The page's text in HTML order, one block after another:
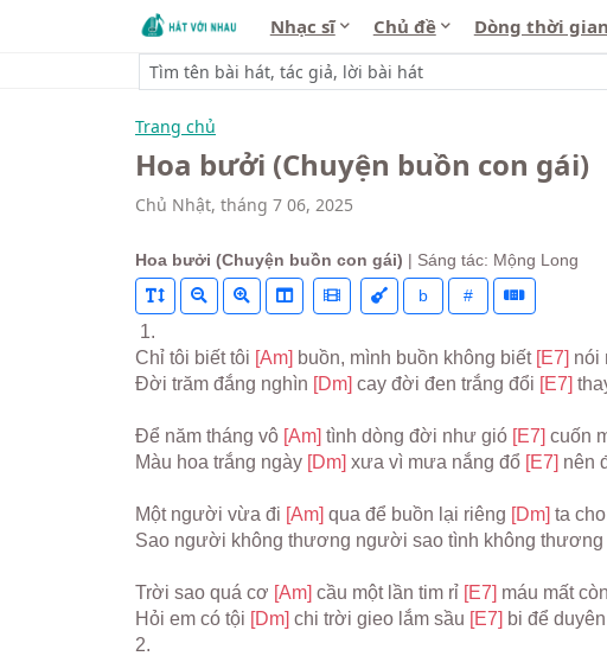
Nhạc sĩ Chủ đề Dòng thời gian
Trang chủ
Hoa bưởi (Chuyện buồn con gái)
Chủ Nhật, tháng 7 06, 2025
Hoa bưởi (Chuyện buồn con gái) | Sáng tác: Mộng Long
b
#
1.
Chỉ tôi biết tôi [Am] buồn, mình buồn không biết [E7] nói
Đời trăm đắng nghìn [Dm] cay đời đen trắng đổi [E7]
Để năm tháng vô [Am] tình dòng đời như gió [E7] cuốn
Màu hoa trắng ngày [Dm] xưa vì mưa nắng đổ [E7] nên
Một người vừa đi [Am] qua để buồn lại riêng [Dm] ta
Sao người không thương người sao tình không thương
Trời sao quá cơ [Am] cầu một lần tim rỉ [E7] máu mất còn
Hỏi em có tội [Dm] chi trời gieo lắm sầu [E7] bi để
2.